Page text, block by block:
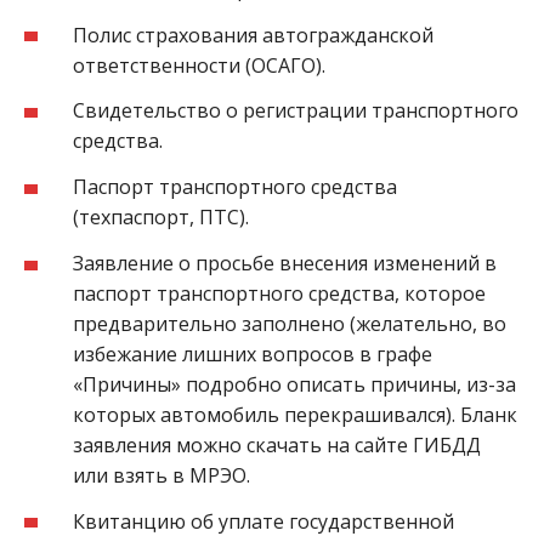
Полис страхования автогражданской
ответственности (ОСАГО).
Свидетельство о регистрации транспортного
средства.
Паспорт транспортного средства
(техпаспорт, ПТС).
Заявление о просьбе внесения изменений в
паспорт транспортного средства, которое
предварительно заполнено (желательно, во
избежание лишних вопросов в графе
«Причины» подробно описать причины, из-за
которых автомобиль перекрашивался). Бланк
заявления можно скачать на сайте ГИБДД
или взять в МРЭО.
Квитанцию об уплате государственной